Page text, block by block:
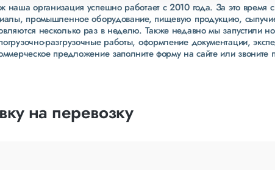
наша организация успешно работает с 2010 года. За это
промышленное оборудование, пищевую продукцию,
несколько раз в неделю. Также недавно мы запустили
разгрузочные работы, оформление документации,
предложение заполните форму на сайте или звоните
на перевозку